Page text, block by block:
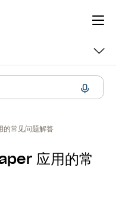
的常见问题解答
应用的常